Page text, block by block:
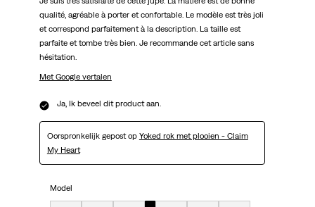
qualité, agréable à porter et confortable. Le modèle est très joli
et correspond parfaitement à la description. La taille est
parfaite et tombe très bien. Je recommande cet article sans
hésitation.
Met Google vertalen
Ja, Ik beveel dit product aan.
Oorspronkelijk gepost op Yoked rok met plooien - Claim
My Heart
Model